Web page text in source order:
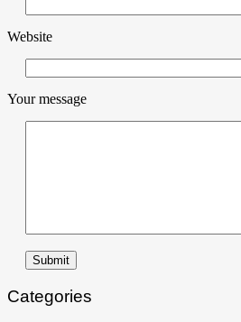
Website
Your message
Submit
Categories